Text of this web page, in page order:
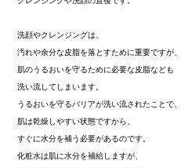
洗顔やクレンジングは、
汚れや余分な皮脂を落とすために重要ですが、
肌のうるおいを守るために必要な皮脂なども
洗い流してしまいます。
うるおいを守るバリアが洗い流されたことで、
肌は乾燥しやすい状態ですから、
すぐに水分を補う必要があるのです。
化粧水は肌に水分を補給しますが、